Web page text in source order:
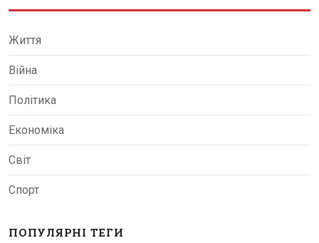
Життя
Війна
Політика
Економіка
Світ
Спорт
ПОПУЛЯРНІ ТЕГИ